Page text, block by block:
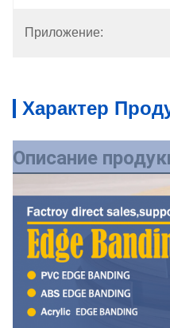
Приложение:
Характер
Описание